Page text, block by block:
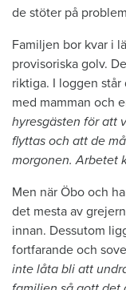
de stöter på
Familjen bor kvar i
provisoriska golv.
riktiga. I loggen
med mamman och
hyresgästen för att
flyttas och att de
morgonen. Arbetet
Men när Öbo och
det mesta av
innan. Dessutom
fortfarande och
inte låta bli att